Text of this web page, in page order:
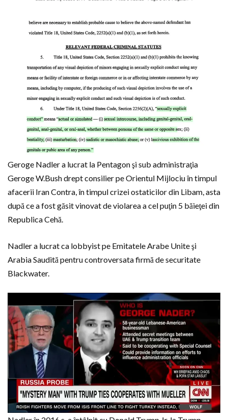
Geroge Nadler a lucrat la Pentagon şi sub administraţia
Geroge W.Bush drept consilier pe Orientul Mijlociu în timpul
afacerii Iran Contra, în timpul crizei ostaticilor din Libam, asta
după ce a fost găsit vinovat de violarea a cel puţin 5 băieţei din
Republica Cehă.
Nadler a lucrat ca lobbyist pe Emitatele Arabe Unite şi
Arabia Saudită pentru controversata firmă de securitate
Blackwater.